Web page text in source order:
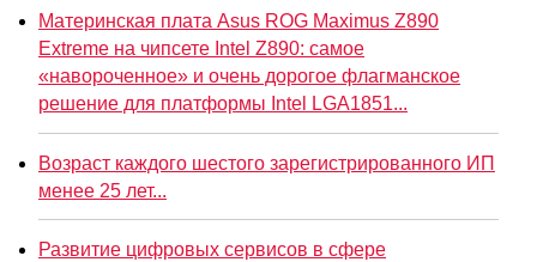
Материнская плата Asus ROG Maximus Z890
Extreme на чипсете Intel Z890: самое
«навороченное» и очень дорогое флагманское
решение для платформы Intel LGA1851...
Возраст каждого шестого зарегистрированного ИП
менее 25 лет...
Развитие цифровых сервисов в сфере